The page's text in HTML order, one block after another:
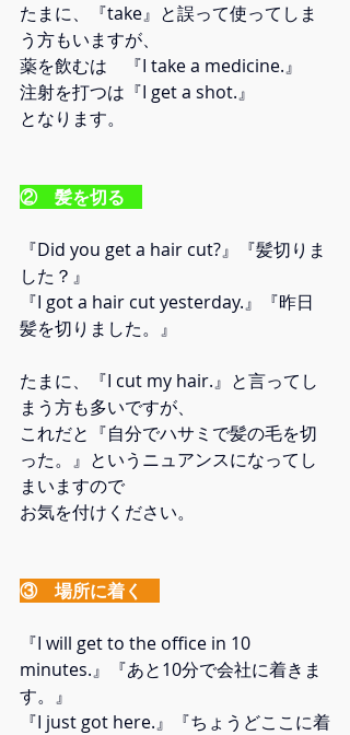
たまに、『take』と誤って使ってしま
う方もいますが、
薬を飲むは　『I take a medicine.』
注射を打つは『I get a shot.』
となります。
②　髪を切る
『Did you get a hair cut?』『髪切りま
した？』
『I got a hair cut yesterday.』『昨日
髪を切りました。』
たまに、『I cut my hair.』と言ってし
まう方も多いですが、
これだと『自分でハサミで髪の毛を切
った。』というニュアンスになってし
まいますので
お気を付けください。
③　場所に着く
『I will get to the office in 10
minutes.』『あと10分で会社に着きま
す。』
『I just got here.』『ちょうどここに着